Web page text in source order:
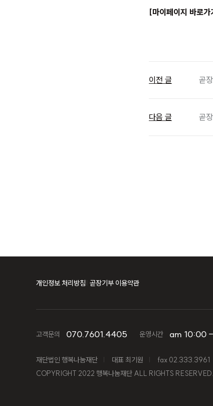
[마이페이지 바로가
이전 글 곧
다음 글 곧
개인정보 처리방침 곧장기부 이용약관
고객문의 070.7601.4405 운영시간 am 10:00
재단법인 행복나눔재단 대표 최기원 fax 02.333.3961
COPYRIGHT 2022 행복나눔재단 ALL RIGHTS RESERVED.